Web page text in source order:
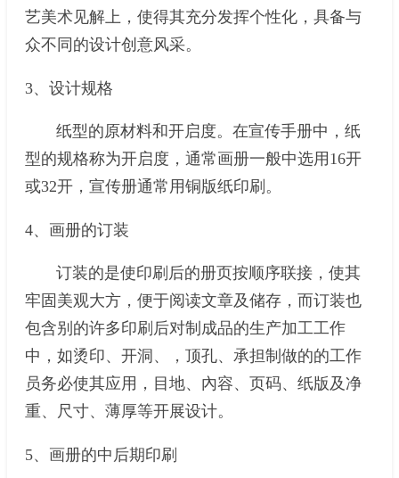
艺美术见解上，使得其充分发挥个性化，具备与
众不同的设计创意风采。
3、设计规格
纸型的原材料和开启度。在宣传手册中，纸
型的规格称为开启度，通常画册一般中选用16开
或32开，宣传册通常用铜版纸印刷。
4、画册的订装
订装的是使印刷后的册页按顺序联接，使其
牢固美观大方，便于阅读文章及储存，而订装也
包含别的许多印刷后对制成品的生产加工工作
中，如烫印、开洞、，顶孔、承担制做的的工作
员务必使其应用，目地、內容、页码、纸版及净
重、尺寸、薄厚等开展设计。
5、画册的中后期印刷